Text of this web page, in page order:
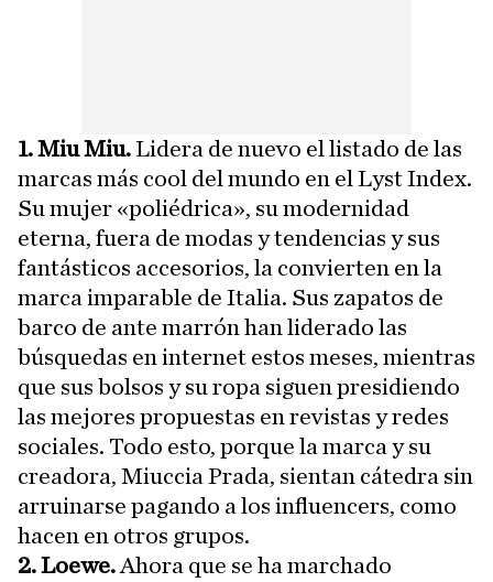
1. Miu Miu.Lidera de nuevo el listado de las
marcas más cool del mundo en el Lyst Index.
Su mujer «poliédrica», su modernidad
eterna, fuera de modas y tendencias y sus
fantásticos accesorios, la convierten en la
marca imparable de Italia. Sus zapatos de
barco de ante marrón han liderado las
búsquedas en internet estos meses, mientras
que sus bolsos y su ropa siguen presidiendo
las mejores propuestas en revistas y redes
sociales. Todo esto, porque la marca y su
creadora, Miuccia Prada, sientan cátedra sin
arruinarse pagando a los influencers, como
hacen en otros grupos.
2. Loewe. Ahora que se ha marchado